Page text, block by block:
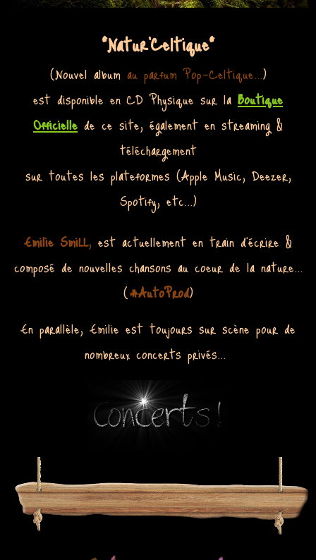
"Natur'Celtique"
(Nouvel album au parfum Pop-Celtique...)
est disponible en CD Physique sur la Boutique
Officielle de ce site, également en streaming &
téléchargement
sur toutes les plateformes (Apple Music, Deezer,
Spotify, etc...)
Emilie SmiLL, est actuellement en train d'écrire &
composé de nouvelles chansons au coeur de la nature...
(#AutoProd)
En parallèle, Emilie est toujours sur scène pour de
nombreux concerts privés...